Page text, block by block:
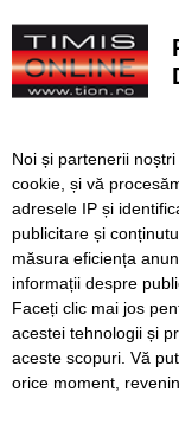
Alertă în Mamaia
Prețurile
sfârșitul anului
distribuie apă și
PSD îl amenință,
după sancțiunea
Finta
SERVICII
Noi și partenerii
cookie, și vă
adresele IP și
publicitare și
măsura eficiența
informații despre
Faceți clic mai jos
acestei tehnologii și
aceste scopuri. Vă
orice moment,